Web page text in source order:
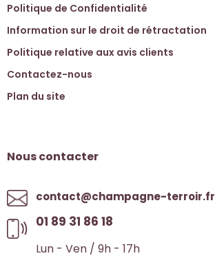
Politique de Confidentialité
Information sur le droit de rétractation
Politique relative aux avis clients
Contactez-nous
Plan du site
Nous contacter
contact@champagne-terroir.fr
01 89 31 86 18
Lun - Ven / 9h - 17h